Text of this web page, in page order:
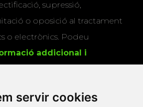
servir cookies
supressió,
o oposició al tractament
o electrònics. Podeu
addicional i
protecció de dades
casella, consentiu que